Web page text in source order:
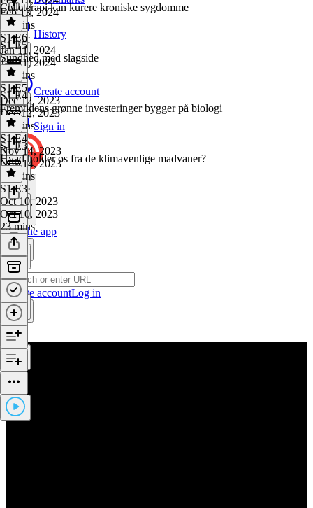
History
Create account
Sign in
Get the app
Create accountLog in
Feb 13, 2024
15 mins
Celleterapi kan kurere kroniske sygdomme
S1 E6·
Jan 11, 2024
Jan 11, 2024
15 mins
S1 E5
Sundhed med slagside
S1 E5·
Dec 12, 2023
Dec 12, 2023
19 mins
S1 E4
Fremtidens grønne investeringer bygger på biologi
S1 E4·
Nov 14, 2023
Nov 14, 2023
18 mins
S1 E3
Hvad holder os fra de klimavenlige madvaner?
S1 E3·
Oct 10, 2023
Oct 10, 2023
23 mins